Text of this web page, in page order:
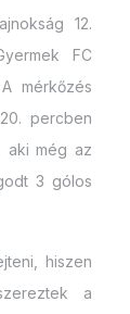
12.
FC
mérkőzés
percben
aki még az
3 gólos
hiszen
a